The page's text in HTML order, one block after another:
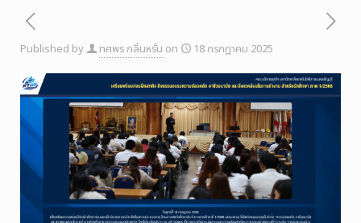
Published by ทศพร กลิ่นหรั่น on 18 กรกฎาคม 2025